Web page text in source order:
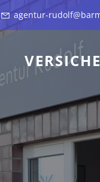
agentur-